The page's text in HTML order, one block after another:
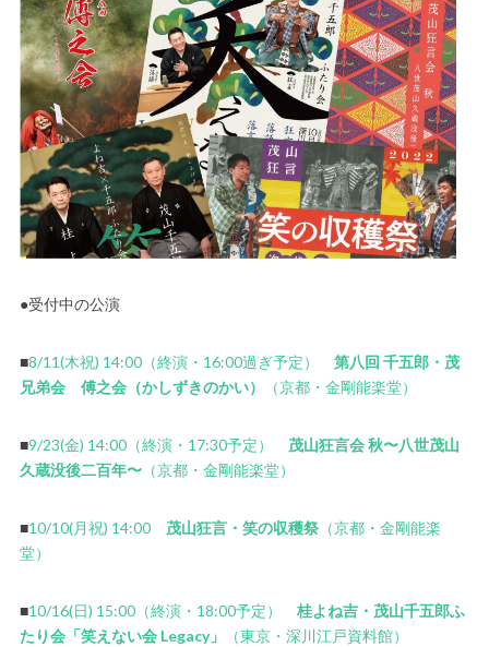
●受付中の公演
■8/11(木祝) 14:00（終演・16:00過ぎ予定） 第八回 千五郎・茂
兄弟会 傅之会（かしずきのかい）
（京都・金剛能楽堂）
■9/23(金) 14:00（終演・17:30予定） 茂山狂言会 秋〜八世茂山
久蔵没後二百年〜（京都・金剛能楽堂）
■10/10(月祝) 14:00 茂山狂言・笑の収穫祭（京都・金剛能楽
堂）
■10/16(日) 15:00（終演・18:00予定） 桂よね吉・茂山千五郎ふ
たり会「笑えない会 Legacy」
（東京・深川江戸資料館）